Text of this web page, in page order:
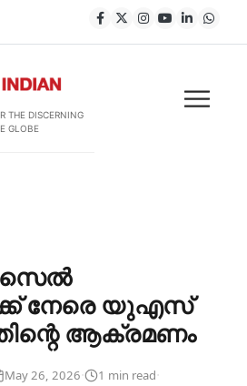
THE DISCERNING
GLOBE
നേരെ യുഎസ്
ആക്രമണം
May 26, 2026· 1 min read·